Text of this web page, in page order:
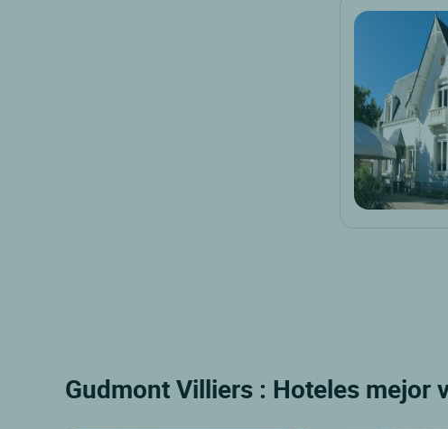
Gudmont Villiers : Hoteles mejor